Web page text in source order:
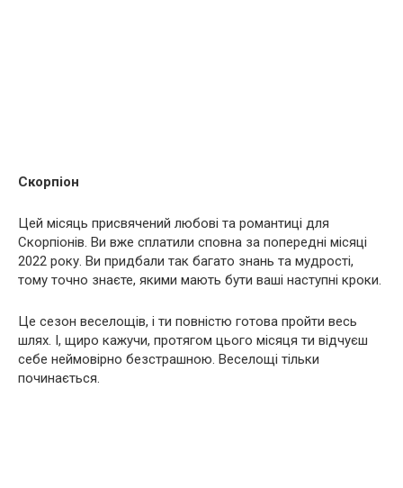
Скорпіон
Цей місяць присвячений любові та романтиці для
Скорпіонів. Ви вже сплатили сповна за попередні місяці
2022 року. Ви придбали так багато знань та мудрості,
тому точно знаєте, якими мають бути ваші наступні кроки.
Це сезон веселощів, і ти повністю готова пройти весь
шлях. І, щиро кажучи, протягом цього місяця ти відчуєш
себе неймовірно безстрашною. Веселощі тільки
починається.